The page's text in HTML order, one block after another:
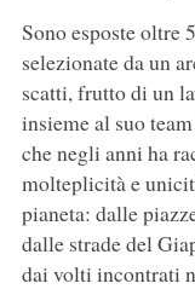
Sono esposte oltre
selezionate da un
scatti, frutto di un
insieme al suo
che negli anni ha
molteplicità e
pianeta: dalle
dalle strade del
dai volti incontrati